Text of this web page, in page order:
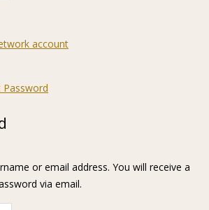
account
Password
or email address. You will receive a
via email.